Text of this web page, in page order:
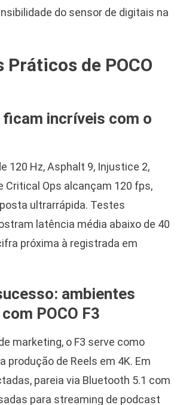
do sensor de digitais na
Práticos de POCO
incríveis com o
120 Hz, Asphalt 9, Injustice 2,
Critical Ops alcançam 120 fps,
ultrarrápida. Testes
latência média abaixo de 40
próxima à registrada em
ambientes
POCO F3
marketing, o F3 serve como
produção de Reels em 4K. Em
pareia via Bluetooth 5.1 com
para streaming de podcast